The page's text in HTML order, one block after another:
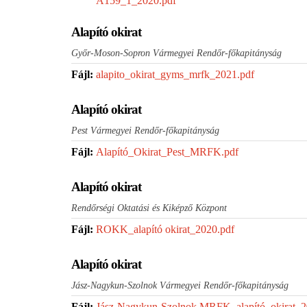
Alapító okirat
Győr-Moson-Sopron Vármegyei Rendőr-főkapitányság
Fájl: alapito_okirat_gyms_mrfk_2021.pdf
Alapító okirat
Pest Vármegyei Rendőr-főkapitányság
Fájl: Alapító_Okirat_Pest_MRFK.pdf
Alapító okirat
Rendőrségi Oktatási és Kiképző Központ
Fájl: ROKK_alapító okirat_2020.pdf
Alapító okirat
Jász-Nagykun-Szolnok Vármegyei Rendőr-főkapitányság